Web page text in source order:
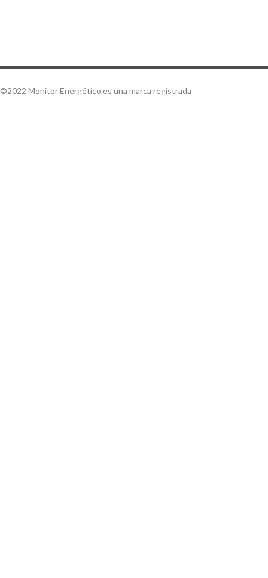
©2022 Monitor Energético es una marca registrada